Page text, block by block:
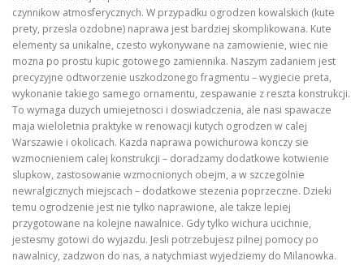
czynnikow atmosferycznych. W przypadku ogrodzen kowalskich (kute
prety, przesla ozdobne) naprawa jest bardziej skomplikowana. Kute
elementy sa unikalne, czesto wykonywane na zamowienie, wiec nie
mozna po prostu kupic gotowego zamiennika. Naszym zadaniem jest
precyzyjne odtworzenie uszkodzonego fragmentu – wygiecie preta,
wykonanie takiego samego ornamentu, zespawanie z reszta konstrukcji.
To wymaga duzych umiejetnosci i doswiadczenia, ale nasi spawacze
maja wieloletnia praktyke w renowacji kutych ogrodzen w calej
Warszawie i okolicach. Kazda naprawa powichurowa konczy sie
wzmocnieniem calej konstrukcji – doradzamy dodatkowe kotwienie
slupkow, zastosowanie wzmocnionych obejm, a w szczegolnie
newralgicznych miejscach – dodatkowe stezenia poprzeczne. Dzieki
temu ogrodzenie jest nie tylko naprawione, ale takze lepiej
przygotowane na kolejne nawalnice. Gdy tylko wichura ucichnie,
jestesmy gotowi do wyjazdu. Jesli potrzebujesz pilnej pomocy po
nawalnicy, zadzwon do nas, a natychmiast wyjedziemy do Milanowka.